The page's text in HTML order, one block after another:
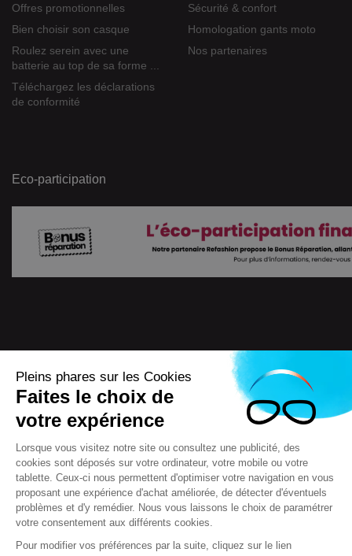
Offres promotionnelles
Bien choisir son casque
Roulez serein avec une
batterie au top de sa forme ...
Téléchargez les déclarations
de conformité
Sécurité & confort
Homologation gants moto
Nos partenaires
Eco-participation
Scooteo 2018 Mentions légales
Conditions générales de vente (CGV)
F.A.Q & questions
Contact Règlement jeux concours
Pleins phares sur les Cookies
Faites le choix de
votre expérience
Lorsque vous visitez notre site ou consultez une publicité, des
cookies sont déposés sur votre ordinateur, votre mobile ou votre
tablette. Ceux-ci nous permettent d'optimiser votre navigation en vous
proposant une expérience d'achat améliorée, de détecter d'éventuels
problèmes et d'y remédier. Nous vous laissons le choix de paramétrer
votre consentement aux différents cookies.
Pour modifier vos préférences par la suite, cliquez sur le lien